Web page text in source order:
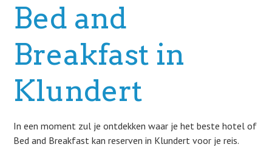
Bed and
Breakfast in
Klundert
In een moment zul je ontdekken waar je het beste hotel of
Bed and Breakfast kan reserven in Klundert voor je reis.